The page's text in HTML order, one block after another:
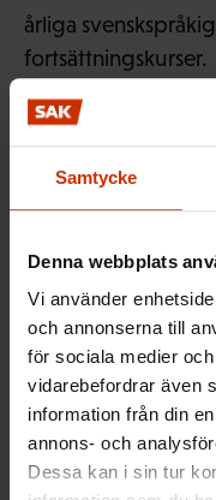
Samtycke
Denna webbplats
Vi använder
och annonserna till
för sociala medier
vidarebefordrar även
information från din
annons- och
Dessa kan i sin tur
årliga
fortsättningskurser.
Kunniga,
i den fackliga
eller inte – det är
vi medlemmar, vi
och gett hen vårt
intressebevakning.
Den bästa
intressebevakning
som är up-to-date
arbetslivet,